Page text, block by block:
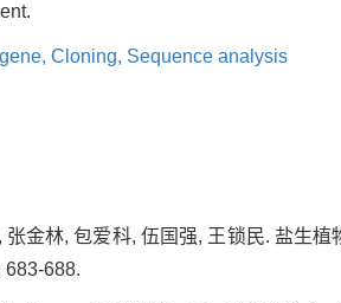
gene, Cloning, Sequence analysis
张金林, 包爱科, 伍国强, 王锁民. 盐生植
683-688.